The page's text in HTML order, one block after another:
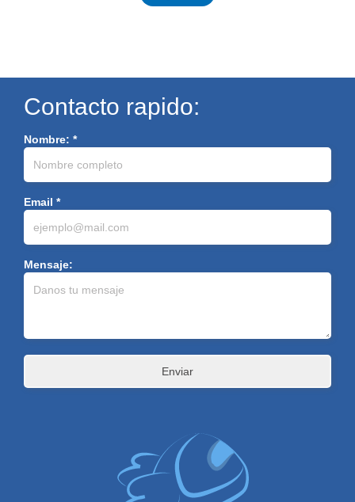
Contacto rapido:
Nombre: *
Email *
Mensaje: